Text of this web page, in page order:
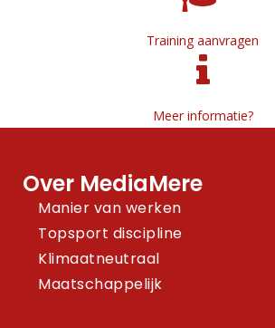
Training aanvragen
Meer informatie?
Over MediaMere
Manier van werken
Topsport discipline
Klimaatneutraal
Maatschappelijk